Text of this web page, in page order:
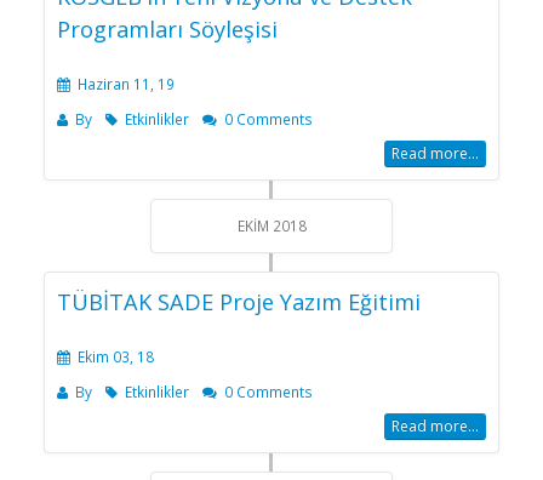
Programları Söyleşisi
Haziran 11, 19
By
Etkinlikler 0 Comments
Read more...
EKIM 2018
TÜBİTAK SADE Proje Yazım Eğitimi
Ekim 03, 18
By
Etkinlikler 0 Comments
Read more...